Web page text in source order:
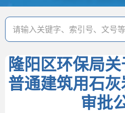
隆阳区环保局
普通建筑用石
审批